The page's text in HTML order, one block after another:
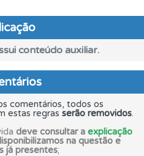
conteúdo auxiliar.
comentários, todos os
estas regras serão removidos.
deve consultar a explicação
na questão e
já presentes;